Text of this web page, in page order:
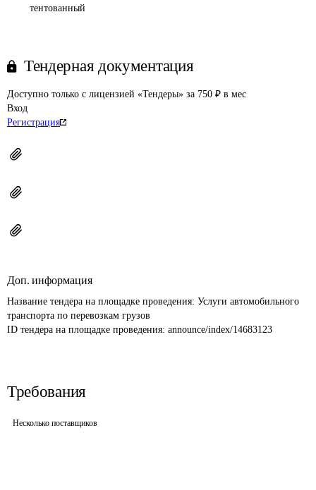
тентованный
Тендерная документация
Доступно только с лицензией «Тендеры» за 750 ₽ в мес
Вход
Регистрация
Доп. информация
Название тендера на площадке проведения: Услуги автомобильного
транспорта по перевозкам грузов
ID тендера на площадке проведения: announce/index/14683123
Требования
Несколько поставщиков